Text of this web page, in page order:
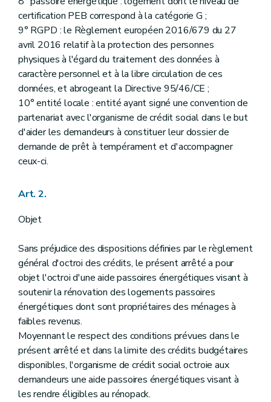
certification PEB correspond à la catégorie G ;
9° RGPD : le Règlement européen 2016/679 du 27
avril 2016 relatif à la protection des personnes
physiques à l'égard du traitement des données à
caractère personnel et à la libre circulation de ces
données, et abrogeant la Directive 95/46/CE ;
10° entité locale : entité ayant signé une convention de
partenariat avec l'organisme de crédit social dans le but
d'aider les demandeurs à constituer leur dossier de
demande de prêt à tempérament et d'accompagner
ceux-ci.
Art. 2.
Objet
Sans préjudice des dispositions définies par le règlement
général d'octroi des crédits, le présent arrêté a pour
objet l'octroi d'une aide passoires énergétiques visant à
soutenir la rénovation des logements passoires
énergétiques dont sont propriétaires des ménages à
faibles revenus.
Moyennant le respect des conditions prévues dans le
présent arrêté et dans la limite des crédits budgétaires
disponibles, l'organisme de crédit social octroie aux
demandeurs une aide passoires énergétiques visant à
les rendre éligibles au rénopack.